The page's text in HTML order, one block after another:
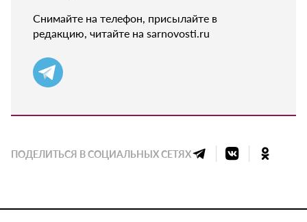
Снимайте на телефон, присылайте в
редакцию, читайте на sarnovosti.ru
ПОДЕЛИТЬСЯ В СОЦИАЛЬНЫХ СЕТЯХ